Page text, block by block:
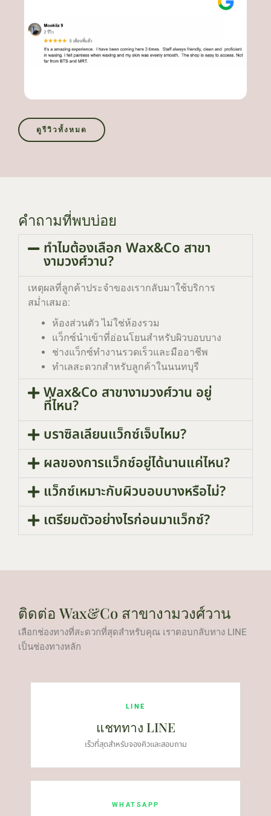
ดูรีวิวทั้งหมด
คำถามที่พบบ่อย
ทำไมต้องเลือก Wax&Co สาขา
งามวงศ์วาน?
เหตุผลที่ลูกค้าประจำของเรากลับมาใช้บริการ
สม่ำเสมอ:
ห้องส่วนตัว ไม่ใช่ห้องรวม
แว็กซ์นำเข้าที่อ่อนโยนสำหรับผิวบอบบาง
ช่างแว็กซ์ทำงานรวดเร็วและมืออาชีพ
ทำเลสะดวกสำหรับลูกค้าในนนทบุรี
Wax&Co สาขางามวงศ์วาน อยู่
ที่ไหน?
บราซิลเลียนแว็กซ์เจ็บไหม?
ผลของการแว็กซ์อยู่ได้นานแค่ไหน?
แว็กซ์เหมาะกับผิวบอบบางหรือไม่?
เตรียมตัวอย่างไรก่อนมาแว็กซ์?
ติดต่อ Wax&Co สาขางามวงศ์วาน
เลือกช่องทางที่สะดวกที่สุดสำหรับคุณ เราตอบกลับทาง LINE
เป็นช่องทางหลัก
LINE
แชททาง LINE
เร็วที่สุดสำหรับจองคิวและสอบถาม
WHATSAPP